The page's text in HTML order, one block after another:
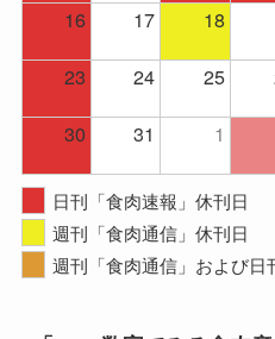
16
17 18
23
24 25
30
31 1
日刊「食肉速報」休刊日
週刊「食肉通信」休刊日
週刊「食肉通信」および日